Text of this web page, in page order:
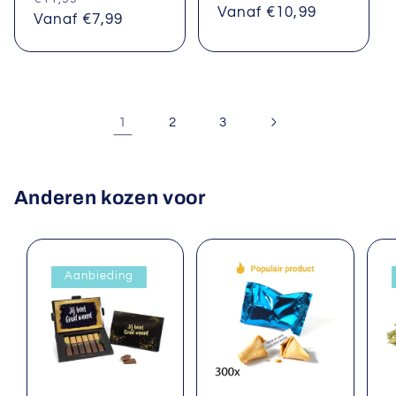
prijs
Vanaf €7,99
Normale
Vanaf €10,99
1 2 3
Anderen kozen voor
Aanbieding